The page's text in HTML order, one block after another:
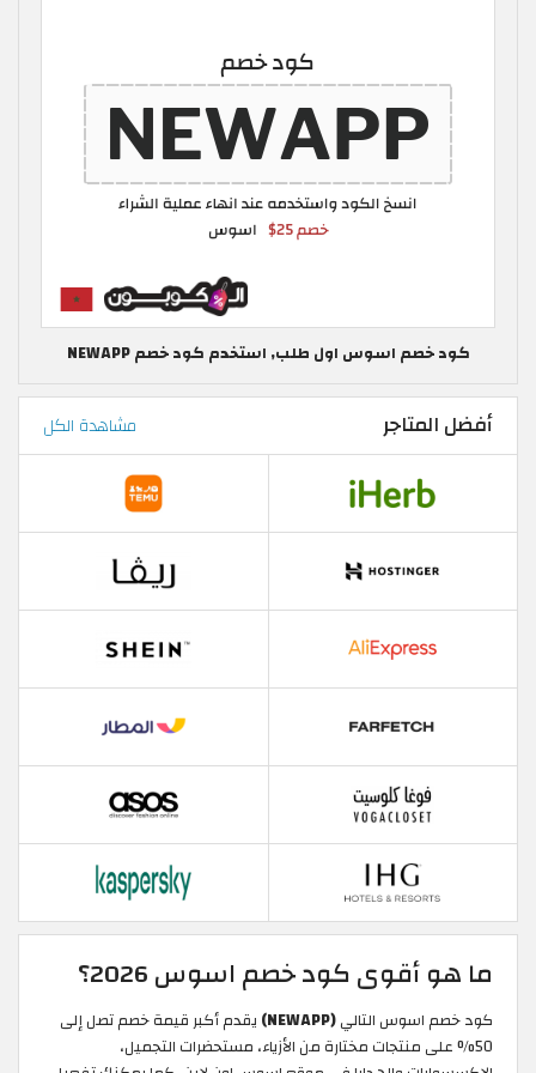
كود خصم اسوس اول طلب, استخدم كود خصم NEWAPP
أفضل المتاجر مشاهدة الكل
ما هو أقوى كود خصم اسوس 2026؟
كود خصم اسوس التالي(NEWAPP)
يقدم أكبر قيمة خصم تصل إلى
50% على منتجات مختارة من الأزياء، مستحضرات التجميل،